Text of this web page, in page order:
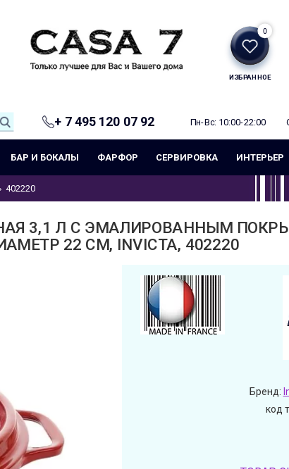
ИЗБРАННОЕ
0
+ 7 495 120 07 92 Пн-Вс: 10:00-22:00
БАР И БОКАЛЫ ФАРФОР СЕРВИРОВКА ИНТЕРЬЕР
402220
3,1 Л С ЭМАЛИРОВАННЫМ
22 СМ, INVICTA, 402220
Бренд:
код